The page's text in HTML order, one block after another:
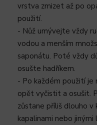
vrstva zmizet až po
použití.
- Nůž umývejte vždy
vodou a menším
saponátu. Poté vždy
osušte hadříkem.
- Po každém použití je
opět vyčistit a osušit.
zůstane příliš dlouho v
kapalinami nebo jinými